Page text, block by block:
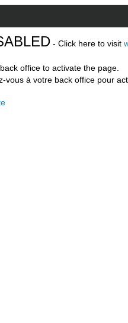
- Click here to visit
office to activate the page.
vous à votre back office pour